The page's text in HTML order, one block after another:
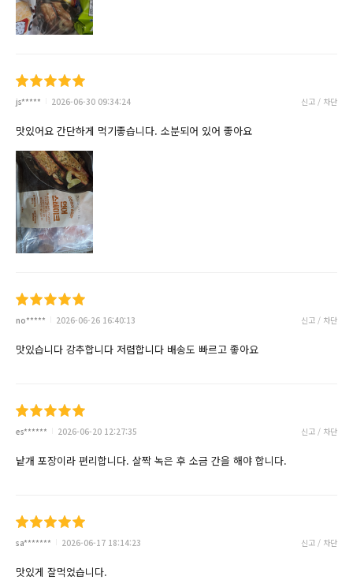
js***** 2026-06-30 09:34:24 신고 / 차단
맛있어요 간단하게 먹기좋습니다. 소분되어 있어 좋아요
no***** 2026-06-26 16:40:13 신고 / 차단
맛있습니다 강추합니다 저렴합니다 배송도 빠르고 좋아요
es****** 2026-06-20 12:27:35 신고 / 차단
낱개 포장이라 편리합니다. 살짝 녹은 후 소금 간을 해야 합니다.
sa******* 2026-06-17 18:14:23 신고 / 차단
맛있게 잘먹었습니다.